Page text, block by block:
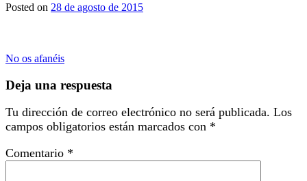
Posted on 28 de agosto de 2015
Navegación
de
entradas
No os afanéis
Deja una respuesta
Tu dirección de correo electrónico no será publicada. Los
campos obligatorios están marcados con *
Comentario *